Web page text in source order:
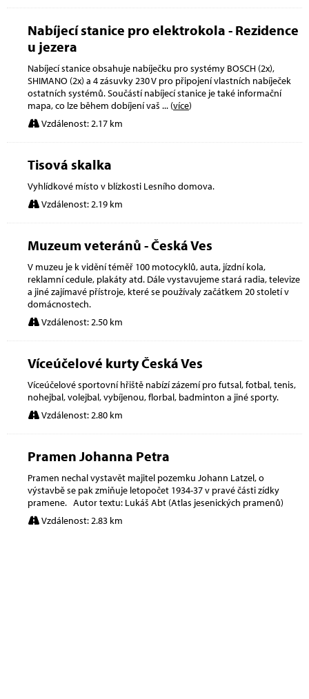
Nabíjecí stanice pro elektrokola - Rezidence
u jezera
Nabíjecí stanice obsahuje nabíječku pro systémy BOSCH (2x),
SHIMANO (2x) a 4 zásuvky 230 V pro připojení vlastních nabíječek
ostatních systémů. Součástí nabíjecí stanice je také informační
mapa, co lze během dobíjení vaš ... (více)
Vzdálenost: 2.17 km
Tisová skalka
Vyhlídkové místo v blízkosti Lesního domova.
Vzdálenost: 2.19 km
Muzeum veteránů - Česká Ves
V muzeu je k vidění téměř 100 motocyklů, auta, jízdní kola,
reklamní cedule, plakáty atd. Dále vystavujeme stará radia, televize
a jiné zajímavé přístroje, které se používaly začátkem 20 století v
domácnostech.
Vzdálenost: 2.50 km
Víceúčelové kurty Česká Ves
Víceúčelové sportovní hřiště nabízí zázemí pro futsal, fotbal, tenis,
nohejbal, volejbal, vybíjenou, florbal, badminton a jiné sporty.
Vzdálenost: 2.80 km
Pramen Johanna Petra
Pramen nechal vystavět majitel pozemku Johann Latzel, o
výstavbě se pak zmiňuje letopočet 1934-37 v pravé části zídky
pramene. Autor textu: Lukáš Abt (Atlas jesenických pramenů)
Vzdálenost: 2.83 km